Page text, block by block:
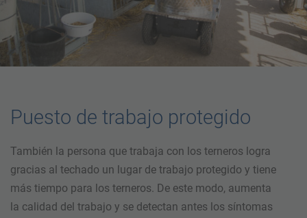
Puesto de trabajo protegido
También la persona que trabaja con los terneros logra
gracias al techado un lugar de trabajo protegido y tiene
más tiempo para los terneros. De este modo, aumenta
la calidad del trabajo y se detectan antes los síntomas